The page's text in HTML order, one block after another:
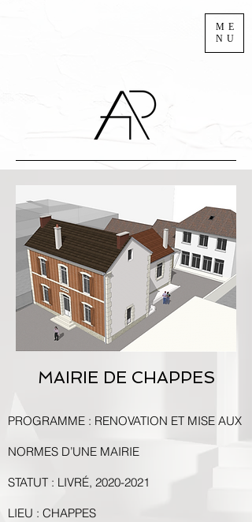
ME
NU
MAIRIE DE CHAPPES
PROGRAMME : RENOVATION ET MISE AUX
NORMES D’UNE MAIRIE
STATUT : LIVRÉ, 2020-2021
LIEU : CHAPPES